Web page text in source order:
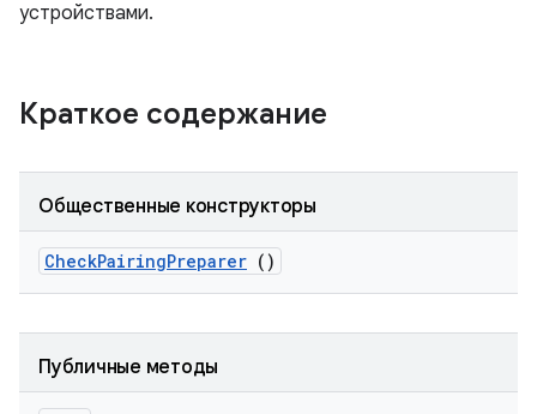
устройствами.
Краткое содержание
Общественные конструкторы
CheckPairingPreparer ()
Публичные методы